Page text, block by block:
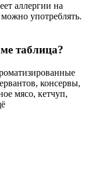
аллергии на
употреблять.
таблица?
консервы,
мясо, кетчуп,